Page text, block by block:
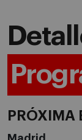
PRÓXIMA